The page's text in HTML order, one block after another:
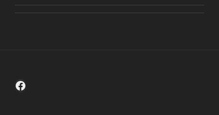
Facebook